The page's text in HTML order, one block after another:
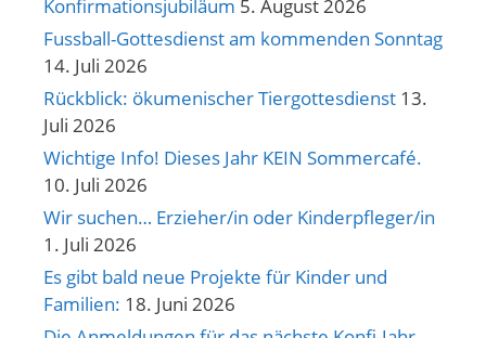
Konfirmationsjubiläum 5. August 2026
Fussball-Gottesdienst am kommenden Sonntag
14. Juli 2026
Rückblick: ökumenischer Tiergottesdienst 13.
Juli 2026
Wichtige Info! Dieses Jahr KEIN Sommercafé.
10. Juli 2026
Wir suchen… Erzieher/in oder Kinderpfleger/in
1. Juli 2026
Es gibt bald neue Projekte für Kinder und
Familien: 18. Juni 2026